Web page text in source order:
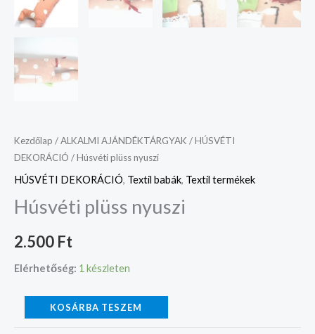
Kezdőlap /ALKALMI AJÁNDÉKTÁRGYAK /HÚSVÉTI
DEKORÁCIÓ / Húsvéti plüss nyuszi
HÚSVÉTI DEKORÁCIÓ, Textil babák, Textil termékek
Húsvéti plüss nyuszi
2.500 Ft
Elérhetőség: 1 készleten
KOSÁRBA TESZEM